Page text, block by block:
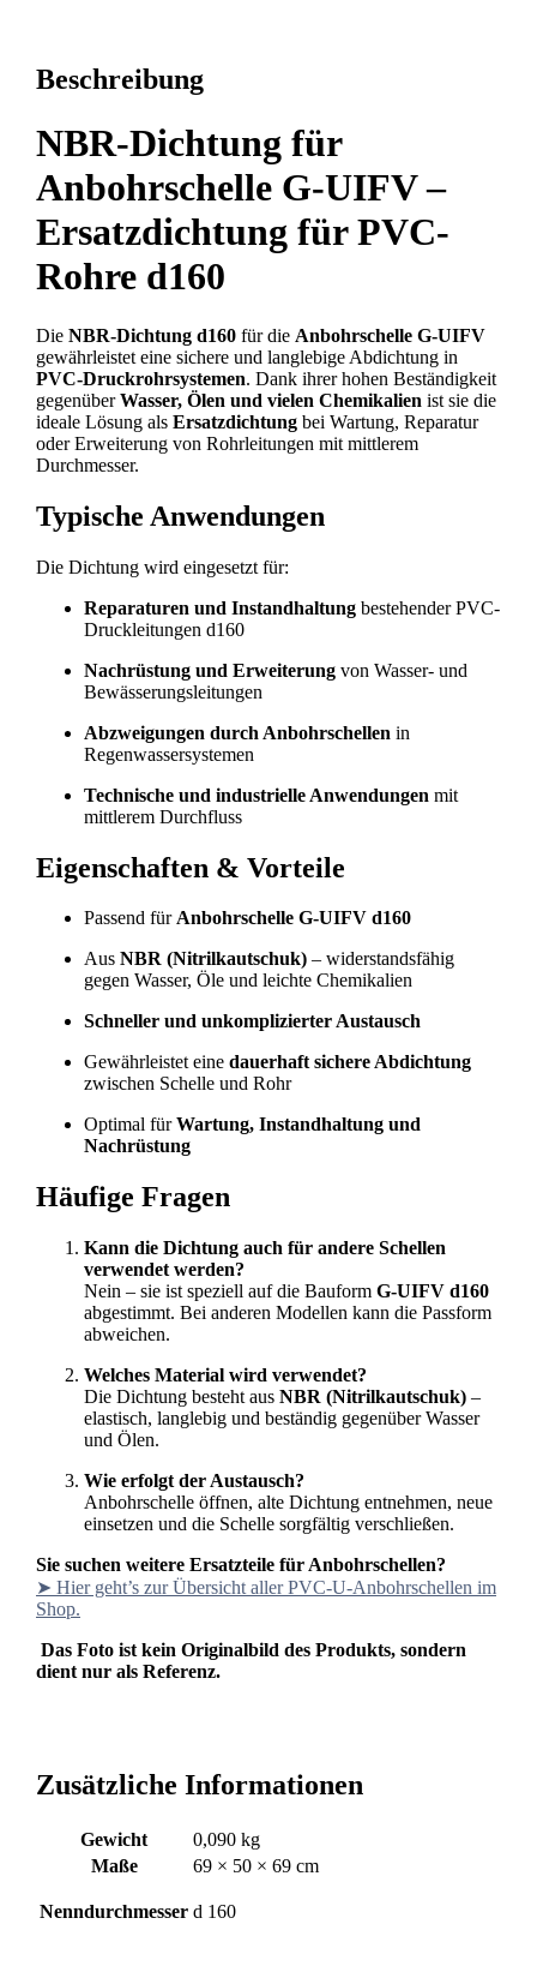
Beschreibung
NBR-Dichtung für
Anbohrschelle G-UIFV –
Ersatzdichtung für PVC-
Rohre d160
Die NBR-Dichtung d160 für die Anbohrschelle G-UIFV
gewährleistet eine sichere und langlebige Abdichtung in
PVC-Druckrohrsystemen. Dank ihrer hohen Beständigkeit
gegenüberWasser, Ölen und vielen Chemikalien ist sie die
ideale Lösung als Ersatzdichtung bei Wartung, Reparatur
oder Erweiterung von Rohrleitungen mit mittlerem
Durchmesser.
Typische Anwendungen
Die Dichtung wird eingesetzt für:
Reparaturen und Instandhaltung bestehender PVC-
Druckleitungen d160
Nachrüstung und Erweiterung von Wasser- und
Bewässerungsleitungen
Abzweigungen durch Anbohrschellen in
Regenwassersystemen
Technische und industrielle Anwendungen mit
mittlerem Durchfluss
Eigenschaften & Vorteile
Passend fürAnbohrschelle G-UIFV d160
Aus NBR (Nitrilkautschuk) – widerstandsfähig
gegen Wasser, Öle und leichte Chemikalien
Schneller und unkomplizierter Austausch
Gewährleistet eine dauerhaft sichere Abdichtung
zwischen Schelle und Rohr
Optimal fürWartung, Instandhaltung und
Nachrüstung
Häufige Fragen
Kann die Dichtung auch für andere Schellen
verwendet werden?
Nein – sie ist speziell auf die Bauform G-UIFV d160
abgestimmt. Bei anderen Modellen kann die Passform
abweichen.
Welches Material wird verwendet?
Die Dichtung besteht aus NBR (Nitrilkautschuk) –
elastisch, langlebig und beständig gegenüber Wasser
und Ölen.
Wie erfolgt der Austausch?
Anbohrschelle öffnen, alte Dichtung entnehmen, neue
einsetzen und die Schelle sorgfältig verschließen.
Sie suchen weitere Ersatzteile für Anbohrschellen?
➤ Hier geht’s zur Übersicht aller PVC-U-Anbohrschellen im
Shop.
Das Foto ist kein Originalbild des Produkts, sondern
dient nur als Referenz.
Zusätzliche Informationen
Gewicht
0,090 kg
Maße
69 × 50 × 69 cm
Nenndurchmesser d 160